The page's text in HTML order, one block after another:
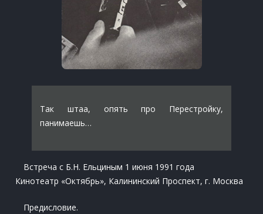
Так штаа, опять про Перестройку,
панимаешь…
Встреча с Б.Н. Ельциным 1 июня 1991 года
Кинотеатр «Октябрь», Калининский Проспект, г. Москва
Предисловие.